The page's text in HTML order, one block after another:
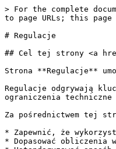
> For the complete
to page URLs; this
# Regulacje
## Cel tej strony <a
Strona **Regulacje**
Regulacje odgrywają
ograniczenia
Za pośrednictwem tej
* Zapewnić, że
* Dopasować obliczenia